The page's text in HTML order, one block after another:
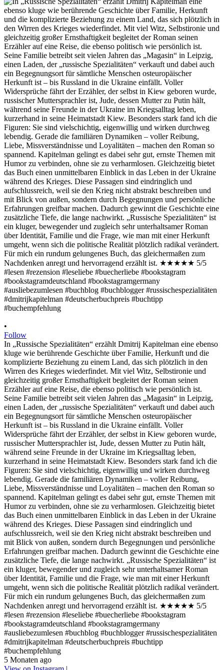
•
Follow
In „Russische Spezialitäten“ erzählt Dmitrij Kapitelman eine ebenso
kluge wie berührende Geschichte über Familie, Herkunft und die
komplizierte Beziehung zu einem Land, das sich plötzlich in den
Wirren des Krieges wiederfindet. Mit viel Witz, Selbstironie und
gleichzeitig großer Ernsthaftigkeit begleitet der Roman seinen
Erzähler auf eine Reise, die ebenso politisch wie persönlich ist.
Seine Familie betreibt seit vielen Jahren das „Magasin“ in Leipzig,
einen Laden, der „russische Spezialitäten“ verkauft und dabei auch
ein Begegnungsort für sämtliche Menschen osteuropäischer
Herkunft ist – bis Russland in die Ukraine einfällt. Voller
Widersprüche fährt der Erzähler, der selbst in Kiew geboren wurde,
russischer Muttersprachler ist, Jude, dessen Mutter zu Putin hält,
während seine Freunde in der Ukraine im Kriegsalltag leben,
kurzerhand in seine Heimatstadt Kiew. Besonders stark fand ich die
Figuren: Sie sind vielschichtig, eigenwillig und wirken durchweg
lebendig. Gerade die familiären Dynamiken – voller Reibung,
Liebe, Missverständnisse und Loyalitäten – machen den Roman so
spannend. Kapitelman gelingt es dabei sehr gut, ernste Themen mit
Humor zu verbinden, ohne sie zu verharmlosen. Gleichzeitig bietet
das Buch einen unmittelbaren Einblick in das Leben in der Ukraine
während des Krieges. Diese Passagen sind eindringlich und
aufschlussreich, weil sie den Krieg nicht abstrakt beschreiben und
mit Blick von außen, sondern durch Begegnungen und persönliche
Erfahrungen greifbar machen. Dadurch gewinnt die Geschichte eine
zusätzliche Tiefe, die lange nachwirkt. „Russische Spezialitäten“ ist
ein kluger, bewegender und zugleich sehr unterhaltsamer Roman
über Identität, Familie und die Frage, wie man mit einer Herkunft
umgeht, wenn sich die politische Realität plötzlich radikal verändert.
Für mich ein rundum gelungenes Buch, das gleichermaßen zum
Nachdenken anregt und hervorragend erzählt ist. ★★★★★ 5/5
#lesen #rezension #leseliebe #buecherliebe #bookstagram
#bookstagramdeutschland #bookstagramgermany
#ausliebezumlesen #buchblog #buchblogger #russischespezialitäten
#dmitrijkapitelman #deutscherbuchpreis #buchtipp
#buchempfehlung
5 Monaten ago